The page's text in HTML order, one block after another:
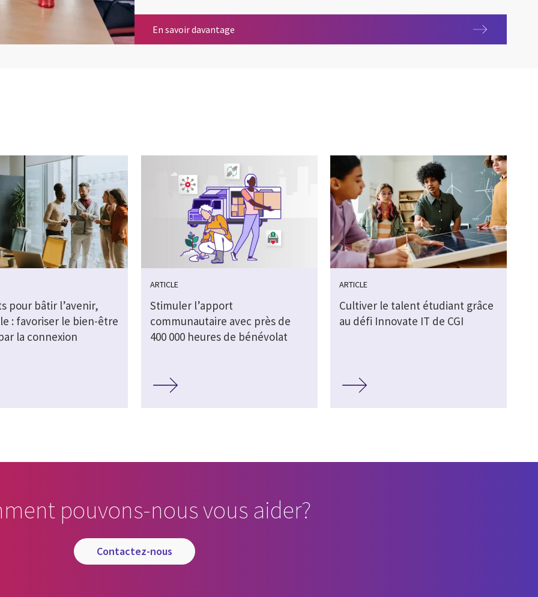
En savoir davantage
pour bâtir l’avenir,
: favoriser le bien-être
la connexion
ARTICLE
Stimuler l’apport
communautaire avec près de
400 000 heures de bénévolat
ARTICLE
Cultiver le talent étudiant grâce
au défi Innovate IT de CGI
pouvons-nous vous aider?
contactez-nous